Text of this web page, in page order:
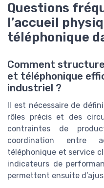
Questions
l’accueil
téléphonique
Comment
et téléphonique
industriel ?
Il est nécessaire de
rôles précis et des
contraintes de
coordination entre
téléphonique et service
indicateurs de
permettent ensuite